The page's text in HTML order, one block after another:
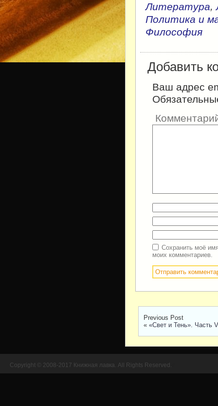
Литература,
Политика и
Философия
Добавить
Ваш адрес
Сохранить моё
моих комментариев.
Previous Post
« «Свет и Тень». Часть V
Copyright © 2008-2017 Книжная лавка. All Rights Reserved.